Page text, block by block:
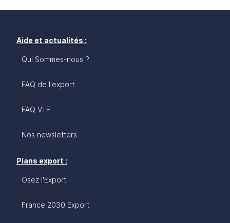
Aide et actualités :
Qui Sommes-nous ?
FAQ de l'export
FAQ V.I.E
Nos newsletters
Plans export :
Osez l'Export
France 2030 Export